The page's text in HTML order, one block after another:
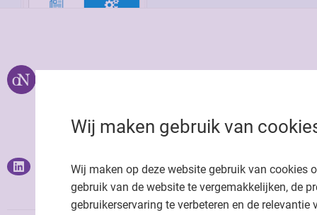
Wij maken gebruik van
Wij maken op deze website gebruik van cookies
gebruik van de website te vergemakkelijken, de
gebruikerservaring te verbeteren en de relevantie
Privacy statement
Cookie
Richtlijnen